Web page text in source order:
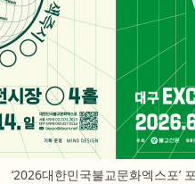
‘2026대한민국불교문화엑스포’